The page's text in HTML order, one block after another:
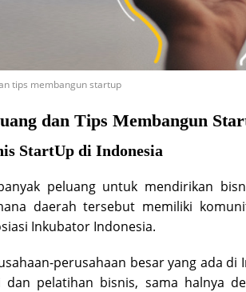
tips membangun startup
dan Tips Membangun
StartUp di Indonesia
peluang untuk mendirikan
daerah tersebut memiliki
Inkubator Indonesia.
perusahaan besar yang ada
pelatihan bisnis, sama halnya